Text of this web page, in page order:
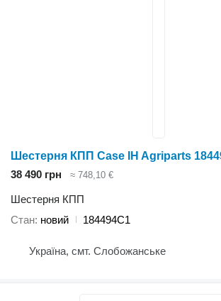
38 490 грн ≈ 748,10 €
Шестерня КПП
Стан новий 184494C1
Україна, смт. Слобожанське